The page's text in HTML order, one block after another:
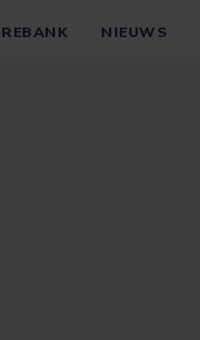
NIEUWS